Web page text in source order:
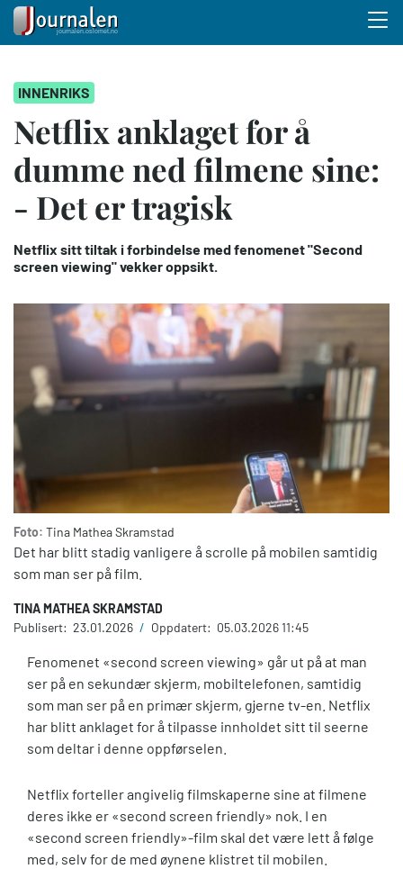
hovedinnhold
INNENRIKS
Netflix anklaget for å
dumme ned filmene sine:
- Det er tragisk
Netflix sitt tiltak i forbindelse med fenomenet "Second
screen viewing" vekker oppsikt.
Foto: Tina Mathea Skramstad
Det har blitt stadig vanligere å scrolle på mobilen samtidig
som man ser på film.
TINA MATHEA SKRAMSTAD
Publisert: 23.01.2026 / Oppdatert: 05.03.2026 11:45
Fenomenet «second screen viewing» går ut på at man
ser på en sekundær skjerm, mobiltelefonen, samtidig
som man ser på en primær skjerm, gjerne tv-en. Netflix
har blitt anklaget for å tilpasse innholdet sitt til seerne
som deltar i denne oppførselen.
Netflix forteller angivelig filmskaperne sine at filmene
deres ikke er «second screen friendly» nok. I en
«second screen friendly»-film skal det være lett å følge
med, selv for de med øynene klistret til mobilen.